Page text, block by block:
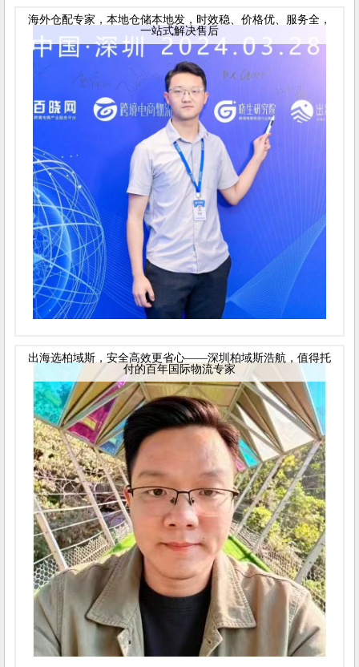
海外仓配专家，本地仓储本地发，时效稳、价格优、服务全，
一站式解决售后
出海选柏域斯，安全高效更省心——深圳柏域斯浩航，值得托
付的百年国际物流专家